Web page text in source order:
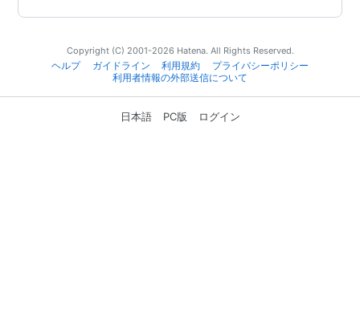
Copyright (C) 2001-2026 Hatena. All Rights Reserved.
ヘルプ
ガイドライン 利用規約
プライバシーポリシー
利用者情報の外部送信について
日本語 PC版 ログイン